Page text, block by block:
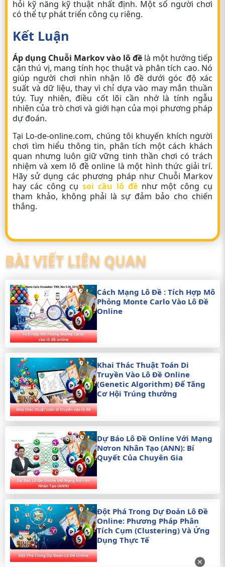
hỏi kỹ năng kỹ thuật nhất định. Một số người chơi
có thể tự phát triển công cụ riêng.
Kết Luận
Áp dụng Chuỗi Markov vào lô đề là một hướng tiếp
cận thú vị, mang tính học thuật và phân tích cao. Nó
giúp người chơi nhìn nhận lô đề dưới góc độ xác
suất và dữ liệu, thay vì chỉ dựa vào may mắn thuần
túy. Tuy nhiên, điều cốt lõi cần nhớ là tính ngẫu
nhiên của trò chơi và giới hạn của mọi phương pháp
dự đoán.
Tại Lo-de-online.com, chúng tôi khuyến khích người
chơi tìm hiểu thông tin, phân tích một cách khách
quan nhưng luôn giữ vững tinh thần chơi có trách
nhiệm và xem lô đề online là một hình thức giải trí.
Hãy sử dụng các phương pháp như Chuỗi Markov
hay các công cụsoi cầu lô đềnhư một công cụ
tham khảo, không phải là sự đảm bảo cho chiến
thắng.
BÀI VIẾT LIÊN QUAN
Cách Mạng Lô Đề : Tích Hợp Mô
Phỏng Monte Carlo Vào Lô Đề
Online
Khai Thác Thuật Toán Di
Truyền Vào Lô Đề Online
(Genetic Algorithm) Để Tăng
Cơ Hội Trúng thưởng
Dự Báo Lô Đề Online Với Mạng
Nơron Nhân Tạo (ANN): Bí
Quyết Của Chuyên Gia
Đột Phá Trong Dự Đoán Lô Đề
Online: Phương Pháp Phân
Tích Cụm (Clustering) Và Ứng
Dụng Thực Tế
✕